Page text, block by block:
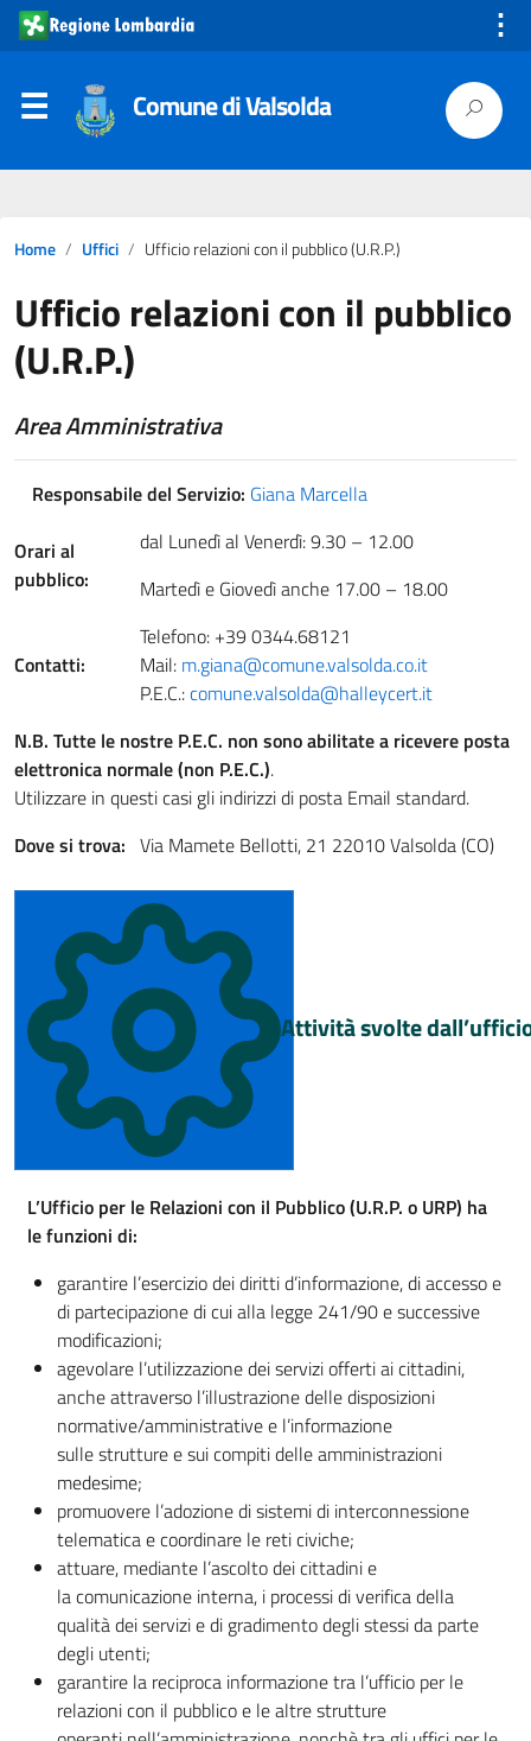
⋮
Comune di Valsolda
Home Uffici Ufficio relazioni con il pubblico (U.R.P.)
Ufficio relazioni con il pubblico
(U.R.P.)
Area Amministrativa
Responsabile del Servizio: Giana Marcella
Orari al
pubblico:
dal Lunedì al Venerdì: 9.30 – 12.00
Martedì e Giovedì anche 17.00 – 18.00
Contatti:
Telefono: +39 0344.68121
Mail: m.giana@comune.valsolda.co.it
P.E.C.:comune.valsolda@halleycert.it
N.B. Tutte le nostre P.E.C. non sono abilitate a ricevere posta
elettronica normale (non P.E.C.).
Utilizzare in questi casi gli indirizzi di posta Email standard.
Dove si trova: Via Mamete Bellotti, 21 22010 Valsolda (CO)
Attività svolte
L’Ufficio per le Relazioni con il Pubblico (U.R.P. o URP) ha
le funzioni di:
garantire l’esercizio dei diritti d’informazione, di accesso e
di partecipazione di cui alla legge 241/90 e successive
modificazioni;
agevolare l’utilizzazione dei servizi offerti ai cittadini,
anche attraverso l’illustrazione delle disposizioni
normative/amministrative e l’informazione
sulle strutture e sui compiti delle amministrazioni
medesime;
promuovere l’adozione di sistemi di interconnessione
telematica e coordinare le reti civiche;
attuare, mediante l’ascolto dei cittadini e
la comunicazione interna, i processi di verifica della
qualità dei servizi e di gradimento degli stessi da parte
degli utenti;
garantire la reciproca informazione tra l’ufficio per le
relazioni con il pubblico e le altre strutture